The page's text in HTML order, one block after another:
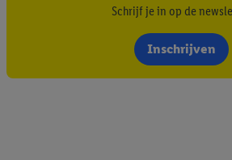
Schrijf je in op de
Inschrijven